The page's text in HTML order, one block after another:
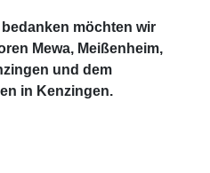
möchten wir
Mewa, Meißenheim,
und dem
in Kenzingen.